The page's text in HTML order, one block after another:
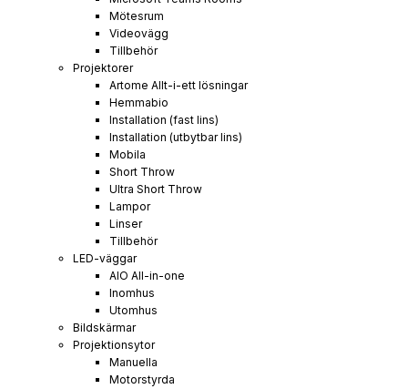
Mötesrum
Videovägg
Tillbehör
Projektorer
Artome Allt-i-ett lösningar
Hemmabio
Installation (fast lins)
Installation (utbytbar lins)
Mobila
Short Throw
Ultra Short Throw
Lampor
Linser
Tillbehör
LED-väggar
AIO All-in-one
Inomhus
Utomhus
Bildskärmar
Projektionsytor
Manuella
Motorstyrda